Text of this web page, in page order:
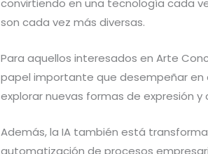
son cada vez más diversas.
Para aquellos interesados en Arte
papel importante que desempeñar en
explorar nuevas formas de expresión
Además, la IA también está
automatización de procesos